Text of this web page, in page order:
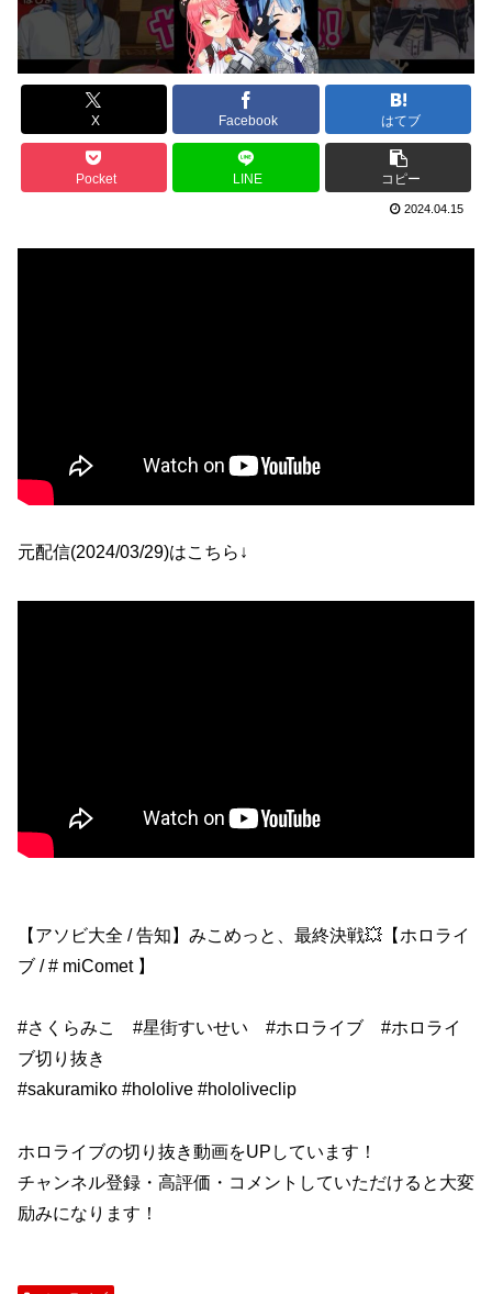
X Facebook はてブ
Pocket LINE コピー
2024.04.15
元配信(2024/03/29)はこちら↓
【アソビ大全 / 告知】みこめっと、最終決戦💥【ホロライ
ブ / # miComet 】
#さくらみこ #星街すいせい #ホロライブ #ホロライ
ブ切り抜き
#sakuramiko #hololive #hololiveclip
ホロライブの切り抜き動画をUPしています！
チャンネル登録・高評価・コメントしていただけると大変
励みになります！